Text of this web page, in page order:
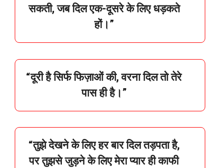
सकती,जबदिलएक-दूसरेकेलिए धड़कते
हों।”
“दूरीहैसिर्फफिज़ाओंकी,वरनादिलतोतेरे
पासहीहै।”
“तुझेदेखनेकेलिएहरबारदिलतड़पताहै,
परतुझसेजुड़नेकेलिएमेराप्यारहीकाफी